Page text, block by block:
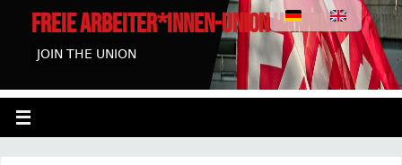
FREIE ARBEITER*INNEN-UNION HAMBURG
JOIN THE UNION